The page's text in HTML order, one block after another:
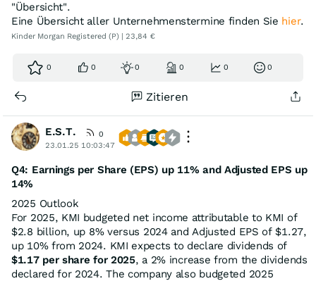
"Übersicht".
Eine Übersicht aller Unternehmenstermine finden Sie hier.
Kinder Morgan Registered (P) | 23,84 €
0 0 0 0 0 0
Zitieren
E.S.T.
0
23.01.25 10:03:47
Q4: Earnings per Share (EPS) up 11% and Adjusted EPS up
14%
2025 Outlook
For 2025, KMI budgeted net income attributable to KMI of
$2.8 billion, up 8% versus 2024 and Adjusted EPS of $1.27,
up 10% from 2024. KMI expects to declare dividends of
$1.17 per share for 2025, a 2% increase from the dividends
declared for 2024. The company also budgeted 2025